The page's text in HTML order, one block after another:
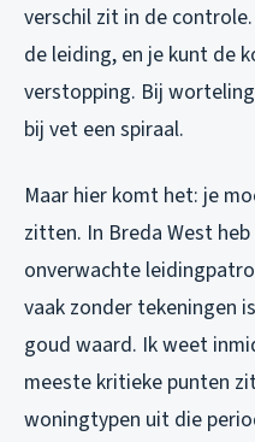
verschil zit in de
de leiding, en je kunt de
verstopping. Bij
bij vet een spiraal.
Maar hier komt het: je
zitten. In Breda West
onverwachte
vaak zonder tekeningen
goud waard. Ik weet
meeste kritieke punten
woningtypen uit die